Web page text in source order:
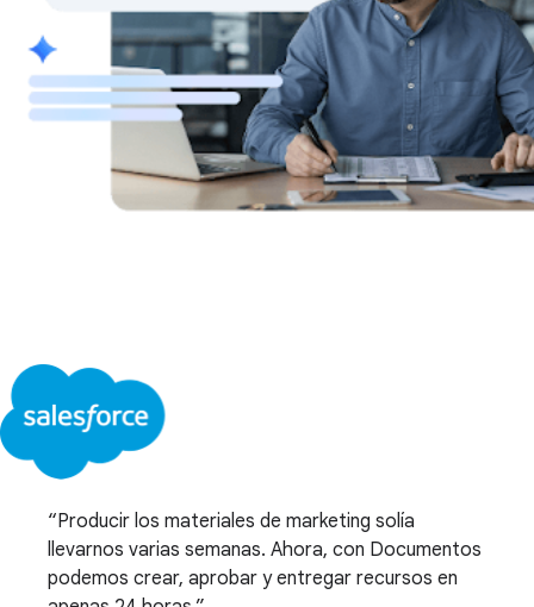
Producir los materiales de marketing solía
llevarnos varias semanas. Ahora, con Documentos
podemos crear, aprobar y entregar recursos en